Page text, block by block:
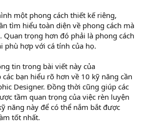
một phong cách thiết kế riêng,
tìm hiểu toàn diện về phong cách mà
Quan trọng hơn đó phải là phong cách
phù hợp với cá tính của họ.
tin trong bài viết này của
các bạn hiểu rõ hơn về 10 kỹ năng cần
Designer. Đồng thời cũng giúp các
tầm quan trọng của việc rèn luyện
năng này để có thể nắm bắt được
tốt nhất.